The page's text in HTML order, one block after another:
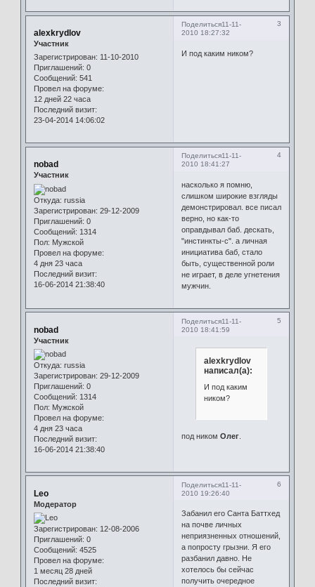
Поделиться 3
11-11-
2010 18:27:32
alexkrydlov
Участник
Зарегистрирован: 11-10-2010
Приглашений: 0
Сообщений: 541
Провел на форуме:
12 дней 22 часа
Последний визит:
23-04-2014 14:06:02
И под каким ником?
Поделиться 4
11-11-
2010 18:41:27
nobad
Участник
Откуда: russia
Зарегистрирован: 29-12-2009
Приглашений: 0
Сообщений: 1314
Пол: Мужской
Провел на форуме:
4 дня 23 часа
Последний визит:
16-06-2014 21:38:40
насколько я помню,
слишком широкие взгляды
демонстрировал. все писал
верно, но как-то
оправдывал баб. дескать,
"инстинкты-с". а личная
инициатива баб, стало
быть, существенной роли
не играет, в деле угнетения
мужчин.
Поделиться 5
11-11-
2010 18:41:59
nobad
Участник
Откуда: russia
Зарегистрирован: 29-12-2009
Приглашений: 0
Сообщений: 1314
Пол: Мужской
Провел на форуме:
4 дня 23 часа
Последний визит:
16-06-2014 21:38:40
alexkrydlov
написал(а):
И под каким
ником?
под ником Олег.
Поделиться 6
11-11-
2010 19:26:40
Leo
Модератор
Зарегистрирован: 12-08-2006
Приглашений: 0
Сообщений: 4525
Провел на форуме:
1 месяц 28 дней
Последний визит:
Забанил его Санта Баттхед
на почве личных
неприязненных отношений,
а попросту грызни. Я его
разбанил давно. Не
хотелось бы сейчас
получить очередное